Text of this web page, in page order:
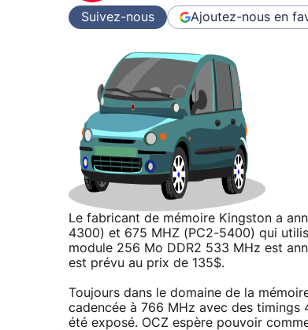
Suivez-nous Ajoutez-nous en
Le fabricant de mémoire Kingston a
4300) et 675 MHZ (PC2-5400) qui
module 256 Mo DDR2 533 MHz est
est prévu au prix de 135$.
Toujours dans le domaine de la
cadencée à 766 MHz avec des
été exposé. OCZ espère pouvoir